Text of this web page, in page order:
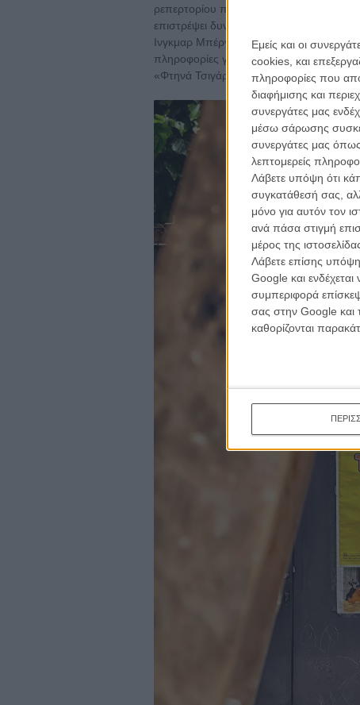
Εμείς και οι
cookies, και
πληροφορίες που
διαφήμισης και
συνεργάτες μας
μέσω σάρωσης
συνεργάτες μας
λεπτομερείς
Λάβετε υπόψη ότι
συγκατάθεσή σας,
μόνο για αυτόν τον
ανά πάσα στιγμή
μέρος της
Λάβετε επίσης υπόψη
Google και
συμπεριφορά
σας στην Google και
καθορίζονται
ρεπερτορίου που σώθηκε τελευταία
επιστρέψει δυναμικά με αφιερωματικές
Ινγκμαρ Μπέργκμαν μέχρι και τον
πληροφορίες για τον προγραμματισμό
«Φτηνά Τσιγάρα» του Ρένου